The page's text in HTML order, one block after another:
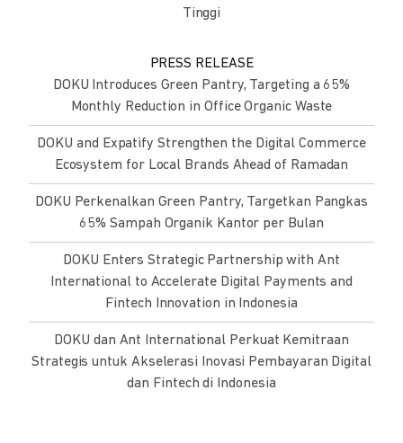
Tinggi
PRESS RELEASE
DOKU Introduces Green Pantry, Targeting a 65%
Monthly Reduction in Office Organic Waste
DOKU and Expatify Strengthen the Digital Commerce
Ecosystem for Local Brands Ahead of Ramadan
DOKU Perkenalkan Green Pantry, Targetkan Pangkas
65% Sampah Organik Kantor per Bulan
DOKU Enters Strategic Partnership with Ant
International to Accelerate Digital Payments and
Fintech Innovation in Indonesia
DOKU dan Ant International Perkuat Kemitraan
Strategis untuk Akselerasi Inovasi Pembayaran Digital
dan Fintech di Indonesia